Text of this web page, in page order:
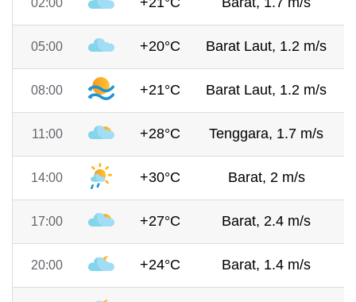
02:00
05:00 +20°C Barat Laut, 1.2 m/s
08:00 +21°C Barat Laut, 1.2 m/s
11:00 +28°C Tenggara, 1.7 m/s
14:00 +30°C Barat, 2 m/s
17:00 +27°C Barat, 2.4 m/s
20:00 +24°C Barat, 1.4 m/s